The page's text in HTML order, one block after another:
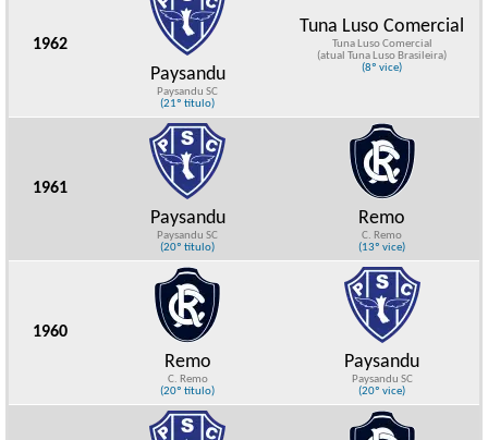
1962
Paysandu
Paysandu SC
(21º título)
Tuna Luso Comercial
Tuna Luso Comercial
(atual Tuna Luso Brasileira)
(8º vice)
1961
Paysandu
Paysandu SC
(20º título)
Remo
C. Remo
(13º vice)
1960
Remo
C. Remo
(20º título)
Paysandu
Paysandu SC
(20º vice)